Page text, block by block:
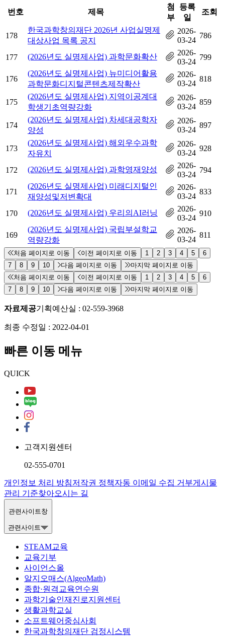
번호
제목
첨
부
등록
일
조회
178
한국과학창의재단 2026년 사업실명제
대상사업 목록 공지
2026-
03-24
786
177 (2026년도 실명제사업) 과학문화확산
2026-
03-24
799
176
(2026년도 실명제사업) 뉴미디어활용
과학문화디지털콘텐츠제작확산
2026-
03-24
818
175
(2026년도 실명제사업) 지역이공계대
학생기초역량강화
2026-
03-24
859
174
(2026년도 실명제사업) 차세대공학자
양성
2026-
03-24
897
173
(2026년도 실명제사업) 해외우수과학
자유치
2026-
03-24
928
172 (2026년도 실명제사업) 과학영재양성
2026-
03-24
794
171
(2026년도 실명제사업) 미래디지털인
재양성및저변확대
2026-
03-24
833
170 (2026년도 실명제사업) 우리의AI러닝
2026-
03-24
910
169
(2026년도 실명제사업) 국립부설학교
역량강화
2026-
03-24
811
처음 페이지로 이동 이전 페이지로 이동 1 2 3 4 5
6
7
8 9 10 다음 페이지로 이동
마지막 페이지로 이동
처음 페이지로 이동
이전 페이지로 이동 1 2 3 4 5
6
7
8 9 10 다음 페이지로 이동 마지막 페이지로 이동
자료제공기획예산실 : 02-559-3968
최종 수정일 : 2022-04-01
빠른 이동 메뉴
QUICK
고객지원센터
02-555-0701
개인정보 처리 방침저작권 정책자동 이메일 수집 거부게시물
관리 기준찾아오시는 길
관련사이트창
관련사이트
STEAM교육
교육기부
사이언스올
알지오매스(AlgeoMath)
종합·원격교육연수원
과학기술인재진로지원센터
생활과학교실
소프트웨어중심사회
한국과학창의재단 검정시스템